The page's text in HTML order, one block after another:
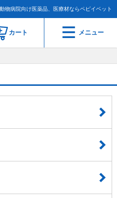
動物病院向け医薬品、医療材ならペピイベット
カート メニュー